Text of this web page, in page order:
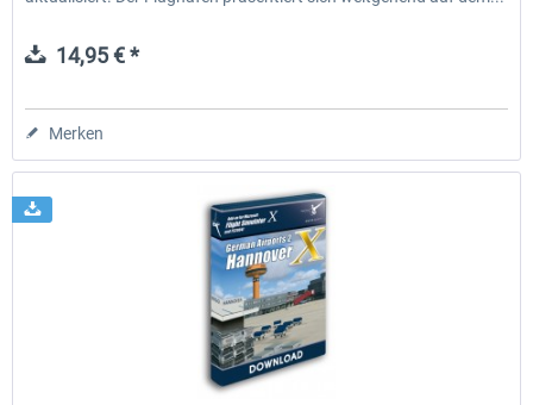
14,95 € *
Merken
Aerosoft